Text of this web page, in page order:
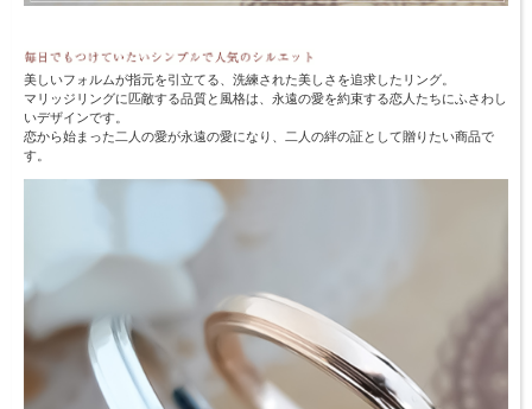
美しいフォルムが指元を引立てる、洗練された美しさを追求したリング。
マリッジリングに匹敵する品質と風格は、永遠の愛を約束する恋人たちにふさわし
いデザインです。
恋から始まった二人の愛が永遠の愛になり、二人の絆の証として贈りたい商品で
す。